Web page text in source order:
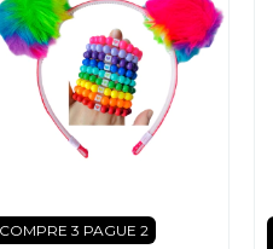
COMPRE 3 PAGUE 2